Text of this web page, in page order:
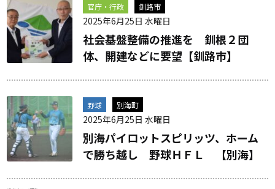
官庁・行政 釧路市
2025年6月25日 水曜日
社会基盤整備の推進を 釧根２団
体、開建などに要望【釧路市】
野球 別海町
2025年6月25日 水曜日
別海パイロットスピリッツ、ホーム
で勝ち越し 野球ＨＦＬ 【別海】